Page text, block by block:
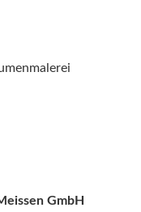
GmbH